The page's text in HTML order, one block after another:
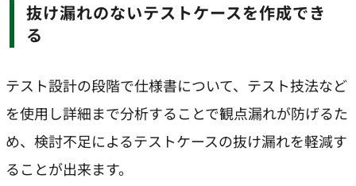
抜け漏れのないテストケースを作成でき
る
テスト設計の段階で仕様書について、テスト技法など
を使用し詳細まで分析することで観点漏れが防げるた
め、検討不足によるテストケースの抜け漏れを軽減す
ることが出来ます。